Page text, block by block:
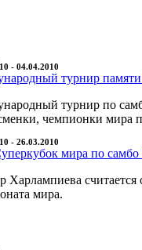
- 04.04.2010
турнир памяти
турнир по
чемпионки мира
- 26.03.2010
мира по
Харлампиева
мира.